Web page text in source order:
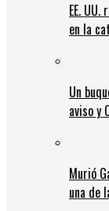
EE.
en la
Un
aviso y
Murió
una de